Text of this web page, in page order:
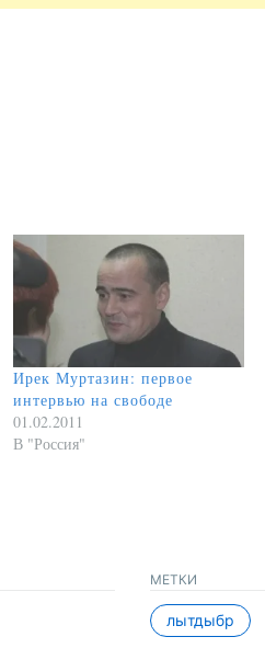
Ирек Муртазин: первое
интервью на свободе
01.02.2011
В "Россия"
МЕТКИ
лытдыбр